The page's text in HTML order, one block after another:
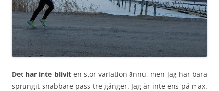
Det har inte bliviten stor variation ännu, men jag har bara
sprungit snabbare pass tre gånger. Jag är inte ens på max.